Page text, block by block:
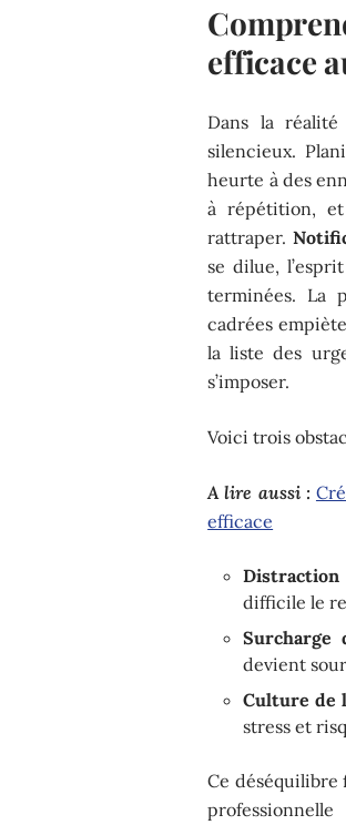
efficace
Dans la réalité
silencieux.
heurte à des
à répétition,
rattraper.
se dilue,
terminées. La
cadrées
la liste des
s’imposer.
Voici trois
A lire aussi :
efficace
Distraction
difficile le
Surcharge
devient
Culture de
stress et
Ce